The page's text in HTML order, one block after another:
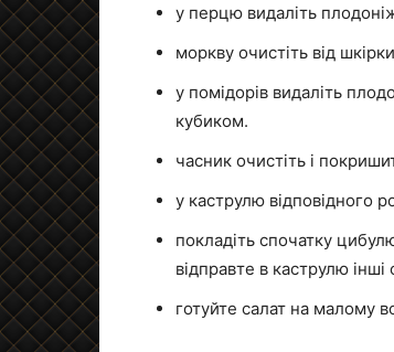
у перцю видаліть
моркву очистіть від
у помідорів видаліть
кубиком.
часник очистіть і
у каструлю відповідного
покладіть спочатку
відправте в каструлю
готуйте салат на малому